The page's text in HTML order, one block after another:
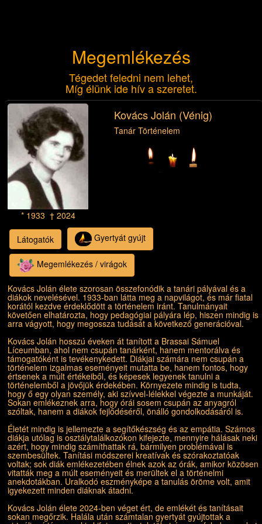
Megemlékezés
Tégedet feledni nem lehet,
Míg élünk ide hív a szeretet.
* 1933 † 2024
Kovács Jolán (Vénig)
Tanár Történelem
Látogatók Gyertyát gyújt
Megemlékezés / virágok
Kovács Jolán élete szorosan összefonódik a tanári pályával és a
diákok nevelésével. 1933-ban látta meg a napvilágot, és már fiatal
korától kezdve érdeklődött a történelem iránt. Tanulmányait
követően elhatározta, hogy pedagógiai pályára lép, hiszen mindig is
arra vágyott, hogy megossza tudását a következő generációval.
Kovács Jolán hosszú éveken át tanított a Brassai Sámuel
Líceumban, ahol nem csupán tanárként, hanem mentorálva és
támogatóként is tevékenykedett. Diákjai számára nem csupán a
történelem izgalmas eseményeit mutatta be, hanem fontos, hogy
értsenek a múlt értékeiből, és képesek legyenek tanulni a
történelemből a jövőjük érdekében. Környezete mindig is tudta,
hogy ő egy olyan személy, aki szívvel-lélekkel végezte a munkáját.
Sokan emlékeznek arra, hogy órái sosem csupán az anyagról
szóltak, hanem a diákok fejlődéséről, önálló gondolkodásáról is.
Életét mindig is jellemezte a segítőkészség és az empátia. Számos
diákja utólag is osztálytalálkozókon kifejezte, mennyire hálásak neki
azért, hogy mindig számíthattak rá, bármilyen problémával is
szembesültek. Tanítási módszerei kreatívak és szórakoztatóak
voltak; sok diák emlékezetében élnek azok az órák, amikor közösen
vitatták meg a múlt eseményeit és merültek el a történelmi
anekdotákban. Uralkodó eszményképe a tanulás öröme volt, amit
igyekezett minden diáknak átadni.
Kovács Jolán élete 2024-ben véget ért, de emlékét és tanításait
sokan megőrzik. Halála után számtalan gyertyát gyújtottak a